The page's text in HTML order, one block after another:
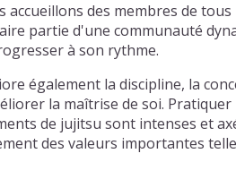
des membres de
partie d'une communauté
à son rythme.
également la discipline, la
la maîtrise de soi.
de jujitsu sont intenses et
des valeurs importantes